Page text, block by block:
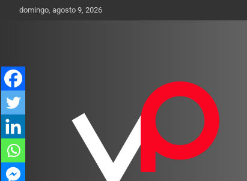
Saltardomingo, agosto 9, 2026